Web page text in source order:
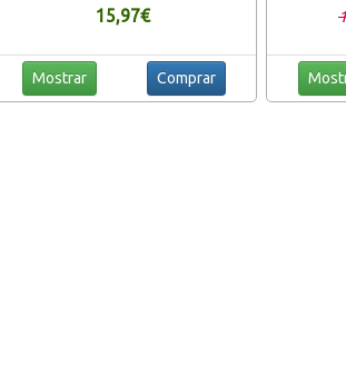
- Sabanas Bajeras Ajustables, con 4
15,97€
Mostrar Comprar